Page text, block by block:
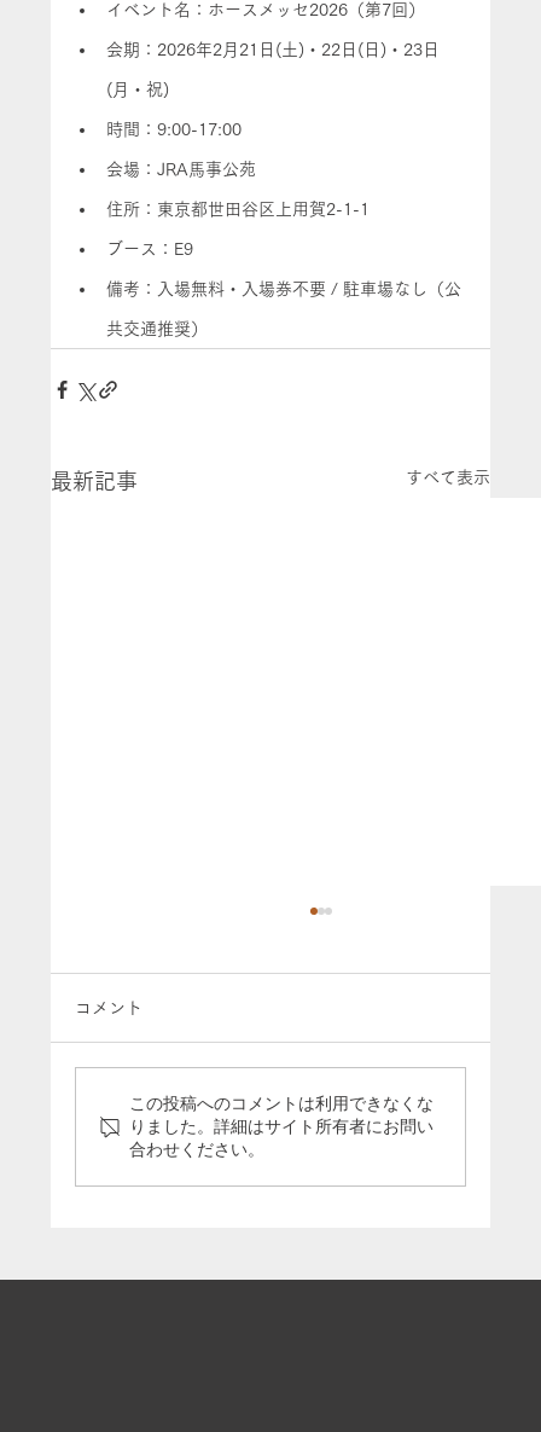
イベント名：ホースメッセ2026（第7回）
会期：2026年2月21日(土)・22日(日)・23日
(月・祝)
時間：9:00-17:00
会場：JRA馬事公苑
住所：東京都世田谷区上用賀2-1-1
ブース：E9
備考：入場無料・入場券不要 / 駐車場なし（公
共交通推奨）
最新記事 すべて表示
コメント
この投稿へのコメントは利用できなくな
りました。詳細はサイト所有者にお問い
合わせください。